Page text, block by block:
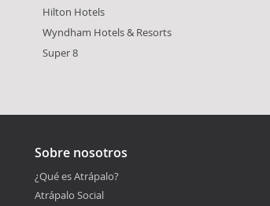
Hilton Hotels
Wyndham Hotels & Resorts
Super 8
Sobre nosotros
¿Qué es Atrápalo?
Atrápalo Social